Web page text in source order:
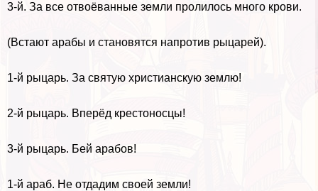
3-й. За все отвоёванные земли пролилось много крови.
(Встают аpaбы и становятся напротив рыцарей).
1-й рыцарь. За святую христианскую землю!
2-й рыцарь. Вперёд крестоносцы!
3-й рыцарь. Бей арабов!
1-й араб. Не отдадим своей земли!